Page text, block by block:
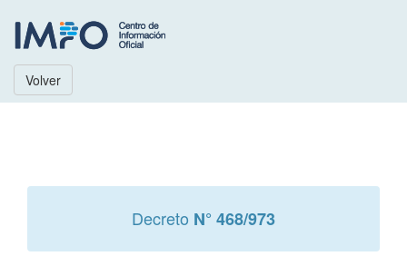
Volver
Decreto N° 468/973